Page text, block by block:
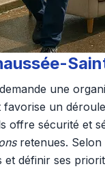
demande une
un
offre sécurité et
retenues. Selon
définir ses